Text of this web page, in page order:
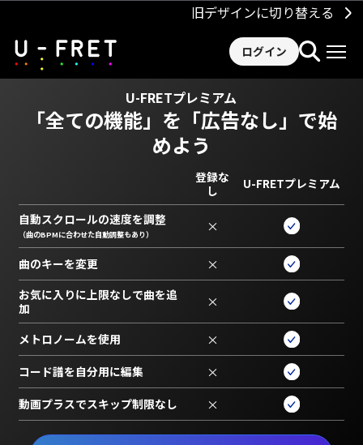
旧デザインに切り替える
ログイン
U-FRETプレミアム
「全ての機能」を 「広告なし」で始
めよう
登録な
し
U-FRETプレミアム
自動スクロールの速度を調整
（曲のBPMに合わせた自動調整もあり） ×
曲のキーを変更 ×
お気に入りに上限なしで曲を追
加
×
メトロノームを使用 ×
コード譜を自分用に編集 ×
動画プラスでスキップ制限なし ×